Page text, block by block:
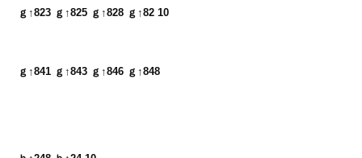
ｇ↑823 ｇ↑825 ｇ↑828 ｇ↑82 10
ｇ↑841 ｇ↑843 ｇ↑846 ｇ↑848